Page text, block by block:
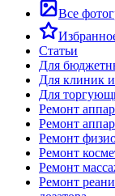
Все
Статьи
Для
Для клиник
Для
Ремонт
Ремонт
Ремонт
Ремонт
Ремонт
Ремонт